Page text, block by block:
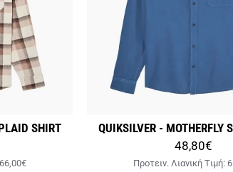
SHIRT
66,00€
QUIKSILVER - MOTHERFLY
48,80€
Προτειν. Λιανική Tιμή: